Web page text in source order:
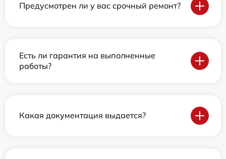
Предусмотрен ли у вас срочный ремонт?
Есть ли гарантия на выполненные
работы?
Какая документация выдается?